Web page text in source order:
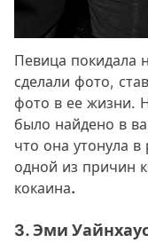
Певица покидала
сделали фото,
фото в ее жизни.
было найдено в
что она утонула в
одной из причин
кокаина.
3. Эми